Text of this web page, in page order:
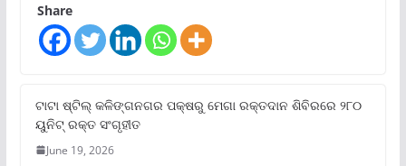
Share
ଟାଟା ଷ୍ଟିଲ୍‌ କଳିଙ୍ଗନଗର ପକ୍ଷରୁ ମେଗା ରକ୍ତଦାନ ଶିବିରରେ ୨୮୦
ୟୁନିଟ୍‌ ରକ୍ତ ସଂଗୃହୀତ
June 19, 2026